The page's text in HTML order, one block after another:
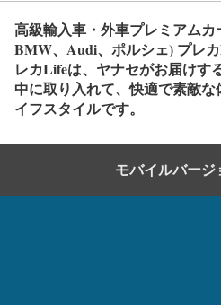
高級輸入車・外車プレミアムカ
BMW、Audi、ポルシェ) プレ
レカLifeは、ヤナセがお届けす
中に取り入れて、快適で素敵
イフスタイルです。
モバイルバージ